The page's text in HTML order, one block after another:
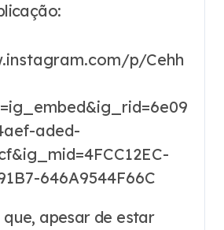
p/Cehh
aded-
646A9544F66C
apesar de estar